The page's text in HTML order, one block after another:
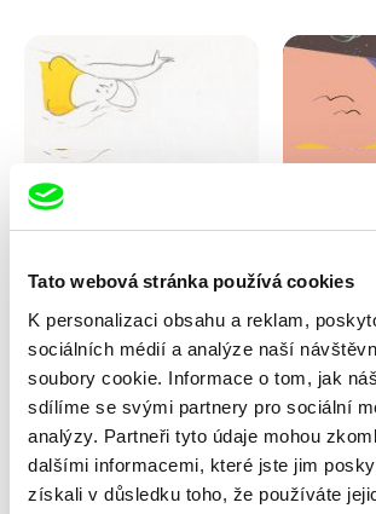
Tato webová stránka používá cookies
K personalizaci obsahu a reklam,
sociálních médií a analýze naší
soubory cookie. Informace o tom, jak
sdílíme se svými partnery pro sociální
analýzy. Partneři tyto údaje mohou
dalšími informacemi, které jste jim
získali v důsledku toho, že používáte
Marion Auvin
Andrea